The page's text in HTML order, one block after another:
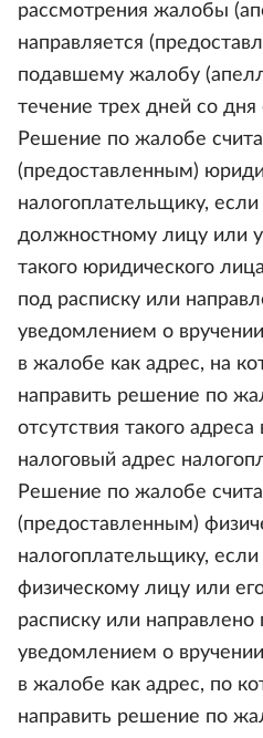
рассмотрения жалобы
направляется
подавшему жалобу
течение трех дней со дня
Решение по жалобе
(предоставленным)
налогоплательщику,
должностному лицу или
такого юридического
под расписку или
уведомлением о
в жалобе как адрес, на
направить решение по
отсутствия такого
налоговый адрес
Решение по жалобе
(предоставленным)
налогоплательщику,
физическому лицу или
расписку или направлено
уведомлением о
в жалобе как адрес, по
направить решение по